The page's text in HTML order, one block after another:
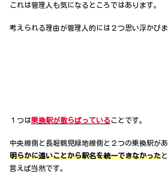
これは管理人も気になるところではあります。
考えられる理由が管理人的には２つ思い浮かびま
１つは乗換駅が散らばっていることです。
中央線側と長堀鶴見緑地線側と２つの乗換駅が
明らかに遠いことから駅名を統一できなかった
言えば当然です。